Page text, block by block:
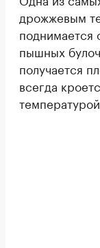
дрожжевым
поднимается
пышных
получается
всегда